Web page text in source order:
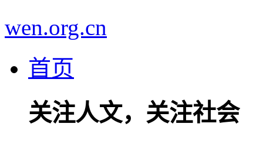
wen.org.cn
首页
关注人文，关注社会